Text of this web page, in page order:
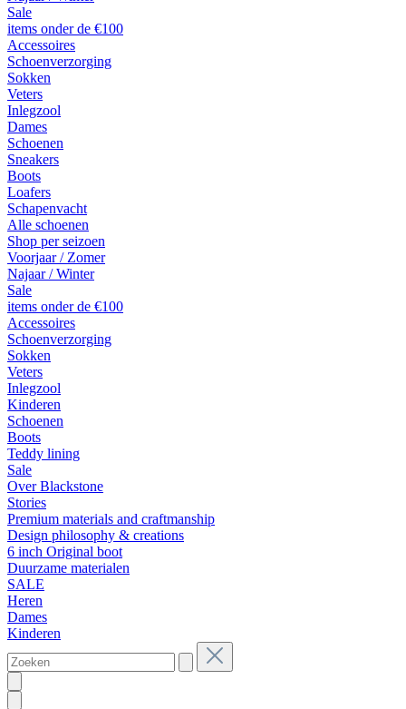
Sale
items onder de €100
Accessoires
Schoenverzorging
Sokken
Veters
Inlegzool
Dames
Schoenen
Sneakers
Boots
Loafers
Schapenvacht
Alle schoenen
Shop per seizoen
Voorjaar / Zomer
Najaar / Winter
Sale
items onder de €100
Accessoires
Schoenverzorging
Sokken
Veters
Inlegzool
Kinderen
Schoenen
Boots
Teddy lining
Sale
Over Blackstone
Stories
Premium materials and craftmanship
Design philosophy & creations
6 inch Original boot
Duurzame materialen
SALE
Heren
Dames
Kinderen